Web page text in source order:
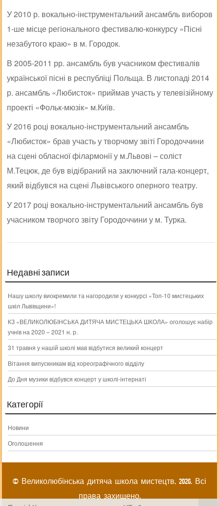
У 2010 р. вокально-інструментальний ансамбль виборов
1-ше місце регіонального фестивалю-конкурсу «Пісні
незабутого краю» в м. Городок.
В 2005-2011 рр. ансамбль був учасником фестивалів
української пісні в республіці Польща. В листопаді 2014
р. ансамбль «Любисток» приймав участь у телевізійному
проекті «Фольк-мюзік» м.Київ.
У 2016 році вокально-інструментальний ансамбль
«Любисток» брав участь у творчому звіті Городоччини
на сцені обласної філармонії у м.Львові – соліст
М.Тецюк, де був відібраний на заключний гала-концерт,
який відбувся на сцені Львівського оперного театру.
У 2017 році вокально-інструментальний ансамбль був
учасником творчого звіту Городоччини у м. Турка.
Недавні записи
Нашу школу виокремили та нагородили у конкурсі «Топ-10 мистецьких
шкіл Львівщини»!
КЗ «ВЕЛИКОЛЮБІНСЬКА ДИТЯЧА МИСТЕЦЬКА ШКОЛА» оголошує набір
учнів на 2020 – 2021 н. р.
31 травня у нашій школі мав відбутися великий концерт
Вітання випускникам від хореографічного відділу
До Дня музики відбувся концерт у школі-інтернаті
Категорії
Новини
Оголошення
© Великолюбінська дитяча школа мистецтв, 2026. Всі
права захищено.